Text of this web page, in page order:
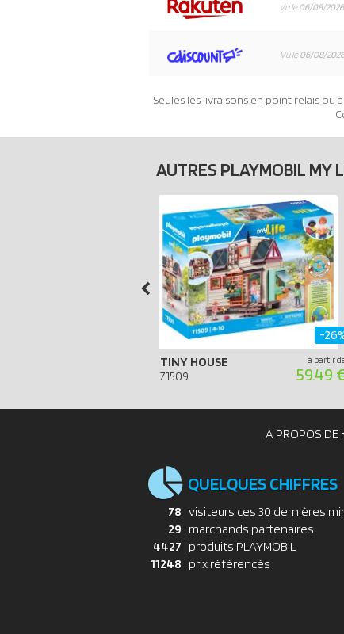
Vu le06/08/
Vu le06/08/
Seules les livraisons en point relais ou
AUTRES PLAYMOBIL MY
TINY HOUSE
71509
à partir
59.49
-
A PROPOS DE
QUELQUES CHIFFRES
78 visiteurs ces 30 dernières
29 marchands partenaires
4427 produits PLAYMOBIL
11248 prix référencés